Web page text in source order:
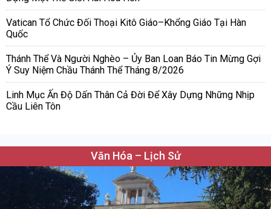
Vatican Tổ Chức Đối Thoại Kitô Giáo–Khổng Giáo Tại Hàn
Quốc
Thánh Thể Và Người Nghèo – Ủy Ban Loan Báo Tin Mừng Gợi
Ý Suy Niệm Chầu Thánh Thể Tháng 8/2026
Linh Mục Ấn Độ Dấn Thân Cả Đời Để Xây Dựng Những Nhịp
Cầu Liên Tôn
Văn Hóa – Lịch Sử